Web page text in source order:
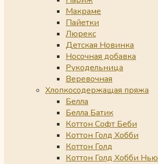
Макраме
Пайетки
Люрекс
Детская Новинка
Носочная добавка
Рукодельница
Веревочная
Хлопкосодержащая пряжа
Белла
Белла Батик
Коттон Софт Беби
Коттон Голд Хобби
Коттон Голд
Коттон Голд Хобби Нью